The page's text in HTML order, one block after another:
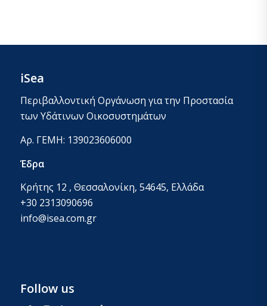
iSea
Περιβαλλοντική Οργάνωση για την Προστασία
των Υδάτινων Οικοσυστημάτων
Αρ. ΓΕΜΗ: 139023606000
Έδρα
Κρήτης 12 , Θεσσαλονίκη, 54645, Ελλάδα
+30 2313090696
info@isea.com.gr
Follow us